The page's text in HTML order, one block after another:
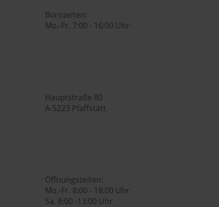
Bürozeiten:
Mo.-Fr. 7:00 - 16:00 Uhr
Hauptstraße 80
A-5223 Pfaffstätt
Öffnungszeiten:
Mo.-Fr. 8:00 - 18:00 Uhr
Sa. 8:00 -13:00 Uhr